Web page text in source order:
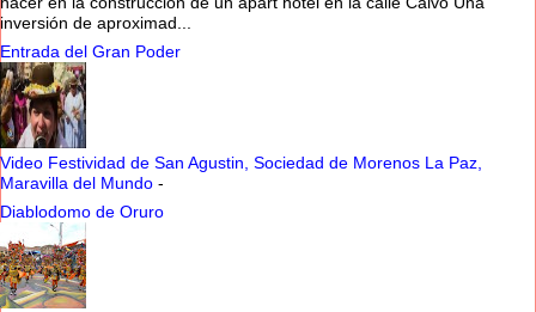
inversión de aproximad...
Entrada del Gran Poder
Video Festividad de San Agustin, Sociedad de Morenos La Paz,
Maravilla del Mundo -
Diablodomo de Oruro